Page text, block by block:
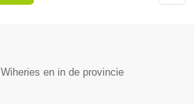
en in de provincie